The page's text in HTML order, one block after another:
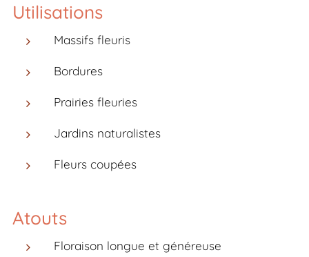
Utilisations
Massifs fleuris
Bordures
Prairies fleuries
Jardins naturalistes
Fleurs coupées
Atouts
Floraison longue et généreuse